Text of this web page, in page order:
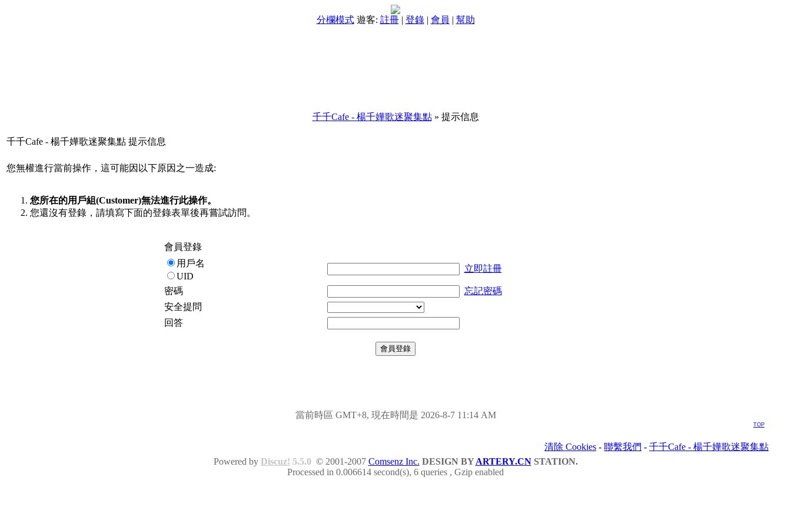
分欄模式 遊客: 註冊| 登錄| 會員 | 幫助
千千Cafe - 楊千嬅歌迷聚集點» 提示信息
千千Cafe - 楊千嬅歌迷聚集點 提示信息
您無權進行當前操作，這可能因以下原因之一造成:
您所在的用戶組(Customer)無法進行此操作。
您還沒有登錄，請填寫下面的登錄表單後再嘗試訪問。
會員登錄
用戶名
UID
立即註冊
密碼
忘記密碼
安全提問
回答
當前時區 GMT+8, 現在時間是 2026-8-7 11:14 AM
TOP
清除 Cookies - 聯繫我們 - 千千Cafe - 楊千嬅歌迷聚集點
Powered by Discuz! 5.5.0 © 2001-2007 Comsenz Inc. DESIGN BY ARTERY.CNSTATION.
Processed in 0.006614 second(s), 6 queries , Gzip enabled